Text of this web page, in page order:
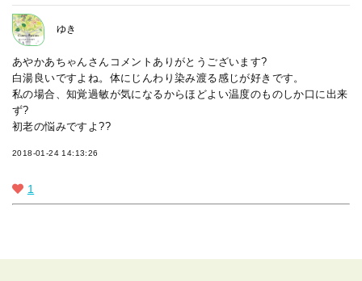
ゆき
あやかあちゃんさんコメントありがとうございます?
白湯良いですよね。体にじんわり染み渡る感じが好きです。
私の場合、知覚過敏が気になるからほどよい温度のものしか口に出来
ず?
初老の悩みですよ??
2018-01-24 14:13:26
1